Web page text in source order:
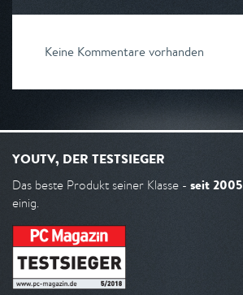
Keine Kommentare vorhanden
YOUTV, DER TESTSIEGER
Das beste Produkt seiner Klasse - seit 2005
einig.